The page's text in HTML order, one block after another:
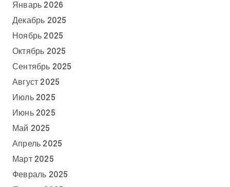
Январь 2026
Декабрь 2025
Ноябрь 2025
Октябрь 2025
Сентябрь 2025
Август 2025
Июль 2025
Июнь 2025
Май 2025
Апрель 2025
Март 2025
Февраль 2025